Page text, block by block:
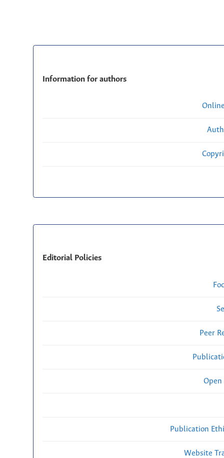
Information for authors
Editorial Policies
Peer
Open
Publication
Website